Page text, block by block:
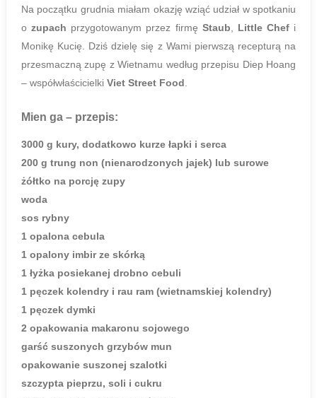
Na początku grudnia miałam okazję wziąć udział w spotkaniu
ozupach przygotowanym przez firmę Staub, Little Chefi
Monikę Kucię. Dziś dzielę się z Wami pierwszą recepturą na
przesmaczną zupę z Wietnamu według przepisu Diep Hoang
– współwłaścicielki Viet Street Food.
Mien ga – przepis:
3000 g kury, dodatkowo kurze łapki i serca
200 g trung non (nienarodzonych jajek) lub surowe
żółtko na porcję zupy
woda
sos rybny
1 opalona cebula
1 opalony imbir ze skórką
1 łyżka posiekanej drobno cebuli
1 pęczek kolendry i rau ram (wietnamskiej kolendry)
1 pęczek dymki
2 opakowania makaronu sojowego
garść suszonych grzybów mun
opakowanie suszonej szalotki
szczypta pieprzu, soli i cukru